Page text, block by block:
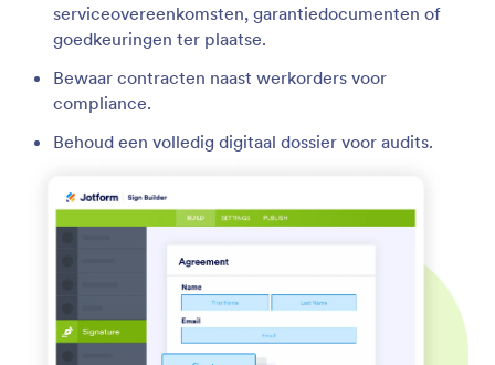
serviceovereenkomsten, garantiedocumenten of
goedkeuringen ter plaatse.
Bewaar contracten naast werkorders voor
compliance.
Behoud een volledig digitaal dossier voor audits.